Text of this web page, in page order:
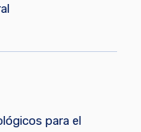
para el